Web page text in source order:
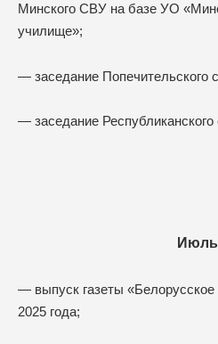
Минского СВУ на базе УО
училище»;
— заседание
— заседание
— выпуск газеты «Белорусское
2025 года;